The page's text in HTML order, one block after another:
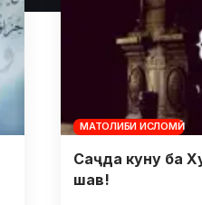
МАТОЛИБИ ИСЛОМӢ
Саҷда куну ба
шав!